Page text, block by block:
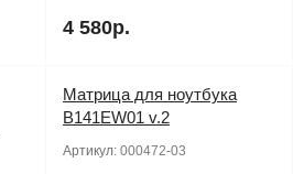
4 580р.
Матрица для ноутбука
B141EW01 v.2
Артикул: 000472-03